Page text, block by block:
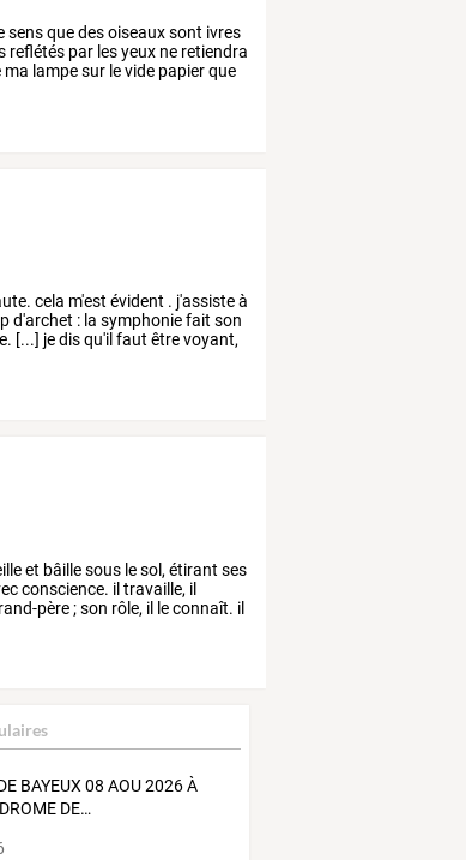
sensquedesoiseauxsont ivres
reflétés par lesyeux ne retiendra
ma lampesur levide papierque
cela m'est évident . j'assisteà
d'archet : la symphoniefait son
[...] jedisqu'il faut êtrevoyant,
et bâillesous lesol, étirant ses
conscience. iltravaille, il
père;son rôle, il leconnaît. il
BAYEUX08 AOU2026À
DE…